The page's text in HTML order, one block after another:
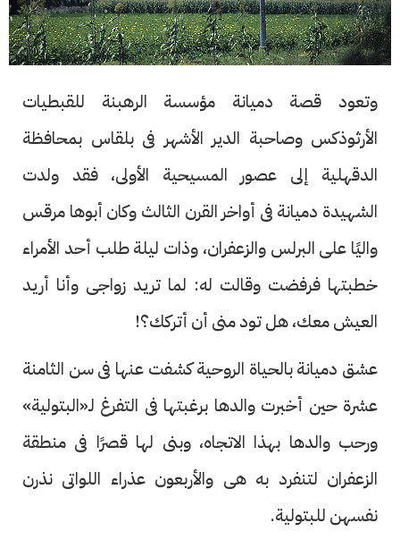
وتعود قصة دميانة مؤسسة الرهبنة للقبطيات
الأرثوذكس وصاحبة الدير الأشهر فى بلقاس بمحافظة
الدقهلية إلى عصور المسيحية الأولى، فقد ولدت
الشهيدة دميانة فى أواخر القرن الثالث وكان أبوها مرقس
واليًا على البرلس والزعفران، وذات ليلة طلب أحد الأمراء
خطبتها فرفضت وقالت له: لما تريد زواجى وأنا أريد
العيش معك، هل تود منى أن أتركك؟!
عشق دميانة بالحياة الروحية كشفت عنها فى سن الثامنة
عشرة حين أخبرت والدها برغبتها فى التفرغ لـ«البتولية»
ورحب والدها بهذا الاتجاه، وبنى لها قصرًا فى منطقة
الزعفران لتنفرد به هى والأربعون عذراء اللواتى نذرن
نفسهن للبتولية.